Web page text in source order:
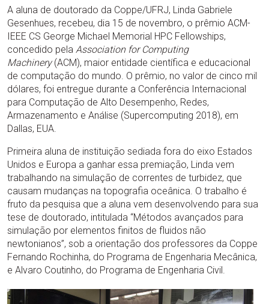
A aluna de doutorado da Coppe/UFRJ, Linda Gabriele
Gesenhues, recebeu, dia 15 de novembro, o prêmio ACM-
IEEE CS George Michael Memorial HPC Fellowships,
concedido pela Association for Computing
Machinery(ACM), maior entidade científica e educacional
de computação do mundo. O prêmio, no valor de cinco mil
dólares, foi entregue durante a Conferência Internacional
para Computação de Alto Desempenho, Redes,
Armazenamento e Análise (Supercomputing 2018), em
Dallas, EUA.
Primeira aluna de instituição sediada fora do eixo Estados
Unidos e Europa a ganhar essa premiação, Linda vem
trabalhando na simulação de correntes de turbidez, que
causam mudanças na topografia oceânica. O trabalho é
fruto da pesquisa que a aluna vem desenvolvendo para sua
tese de doutorado, intitulada “Métodos avançados para
simulação por elementos finitos de fluidos não
newtonianos”, sob a orientação dos professores da Coppe
Fernando Rochinha, do Programa de Engenharia Mecânica,
e Alvaro Coutinho, do Programa de Engenharia Civil.